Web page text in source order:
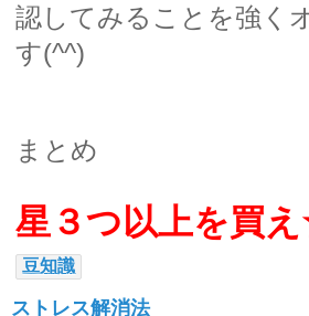
認してみることを強く
す(^^)
まとめ
星３つ以上を
豆知識
ストレス解消法